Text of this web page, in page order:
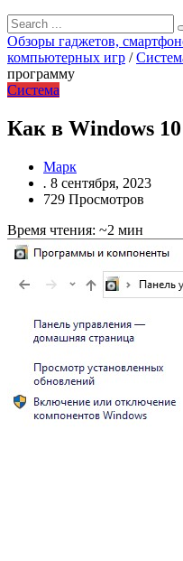
Обзоры гаджетов,
компьютерных игр /
программу
Система
Как в Windows
Марк
. 8 сентября, 2023
729 Просмотров
Время чтения: ~2 мин